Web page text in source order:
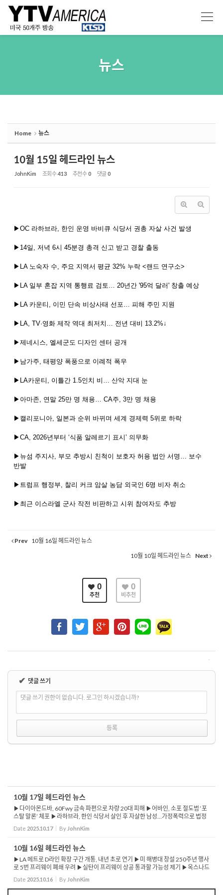
뉴스
Home 뉴스
10월 15일 헤드라인 뉴스
JohnKim 조회 수413 추천 수0 댓글0
▶OC 라하브라, 한인 운영 바비큐 식당서 권총 자살 사건 발생
▶14일, 저녁 6시 45분경 총격 신고 받고 경찰 출동
▶LA 노숙자 수, 주요 지역서 평균 32% 누락 <랜드 연구소>
▶LA 일부 혼잡 지역 통행료 검토… 20년간 '95억 달러' 창출 예상
▶LA 카운티, 이민 단속 비상사태 선포… 피해 주민 지원
▶LA, TV·영화 제작 역대 최저치… 전년 대비 13.2%↓
▶제네시스, 엘세군도 디자인 센터 공개
▶남가주, 태평양 폭풍으로 이례적 폭우
▶LA카운티, 이틀간 1.5인치 비… 산악 지대 눈
▶아마존, 연말 25만 명 채용… CA주, 3만 명 채용
▶캘리포니아, 일본과 순위 바뀌며 세계 경제력 5위로 하락
▶CA, 2026년부터 ‘식품 알레르기 표시’ 의무화
▶뉴섬 주지사, 부모 추방시 친척이 보호자 허용 법안 서명… 보수
반발
▶트럼프 행정부, 찰리 커크 암살 농담 외국인 6명 비자 취소
▶최근 이스라엘 군사 작전 비판하고 시위 참여자도 추방
Prev 10월 16일 헤드라인 뉴스
10월 10일 헤드라인 뉴스 Next
0
추천
0
비추천
✔ 댓글 쓰기
댓글 쓰기 권한이 없습니다. 로그인 하시겠습니까?
10월 17일 헤드라인 뉴스
▶다이아몬드바, 60Fwy 금속 파편으로 차량 20대 피해 ▶어바인, 소포 절도범 ‘포
스탈 말론’ 체포 ▶라하브라, 한인 식당서 살인 후 자살한 남성…가정폭력으로 법정
출석 했어야 ▶연방판사, 시카고 지역 이민단속 요원들에 바디캠 착용 의무화...
Date 2025.10.17 By JohnKim
10월 16일 헤드라인 뉴스
▶LA 메트로 D라인 확장 구간 개통, 내년 초로 연기 ▶미 해병대 창설 250주년 행사
로 5번 프리웨이 폐쇄 우려 ▶실탄이 프리웨이 상공 통과할 가능성 제기 ▶옥스나드
서 ICE 소속 차량 연루 추돌사고 발생 ▶캘리포니아주, 2026년부터 자체 저가형 인
슐린 판매 시...
Date 2025.10.16 By JohnKim